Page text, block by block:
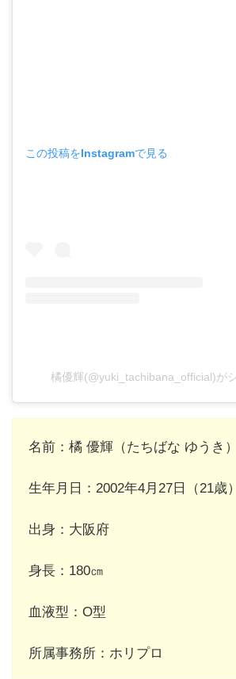
この投稿をInstagramで見る
橘優輝(@yuki_tachibana_official)が
名前：橘 優輝（たちばな ゆうき）
生年月日：2002年4月27日（21歳）
出身：大阪府
身長：180㎝
血液型：O型
所属事務所：ホリプロ